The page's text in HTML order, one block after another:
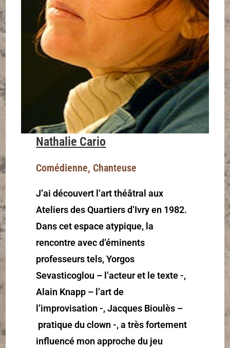
Nathalie Cario
Comédienne, Chanteuse
J’ai découvert l’art théâtral aux
Ateliers des Quartiers d’Ivry en 1982.
Dans cet espace atypique, la
rencontre avec d’éminents
professeurs tels, Yorgos
Sevasticoglou – l’acteur et le texte -,
Alain Knapp – l’art de
l’improvisation -, Jacques Bioulès –
pratique du clown -, a très fortement
influencé mon approche du jeu